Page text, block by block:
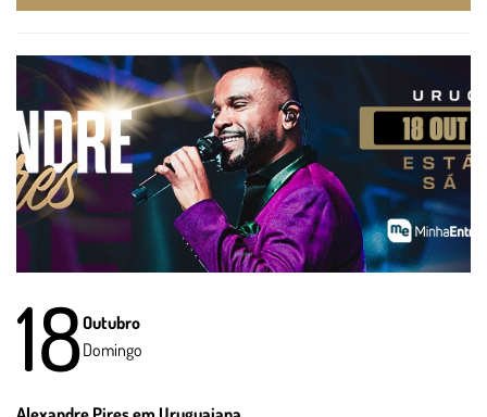
18Outubro
Domingo